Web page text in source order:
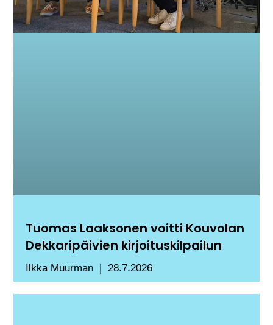
Tuomas Laaksonen voitti Kouvolan
Dekkaripäivien kirjoituskilpailun
Ilkka Muurman 28.7.2026